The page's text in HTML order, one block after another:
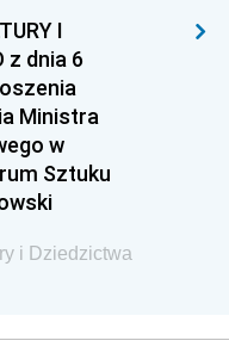
I
z dnia 6
Ministra
w
Sztuku
i Dziedzictwa